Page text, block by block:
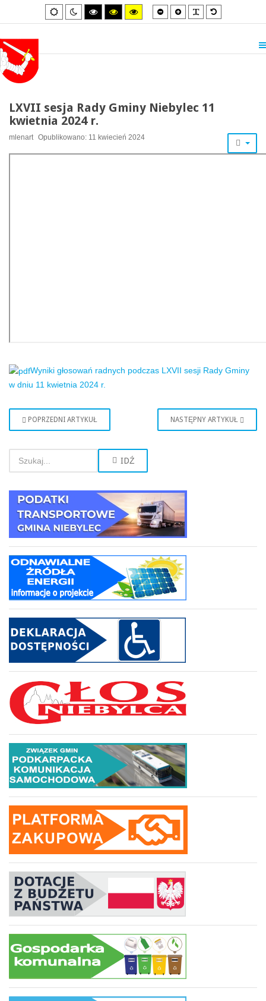
Default
mode
Night
mode
High
contrast
High
contrast
High
contrast
Smaller
font
Larger
font
Default
font
LXVII sesja Rady Gminy Niebylec 11
kwietnia 2024 r.
mlenart Opublikowano: 11 kwiecień 2024
Wyniki głosowań radnych podczas LXVII sesji Rady Gminy
w dniu 11 kwietnia 2024 r.
POPRZEDNI ARTYKUŁ NASTĘPNY ARTYKUŁ
IDŹ